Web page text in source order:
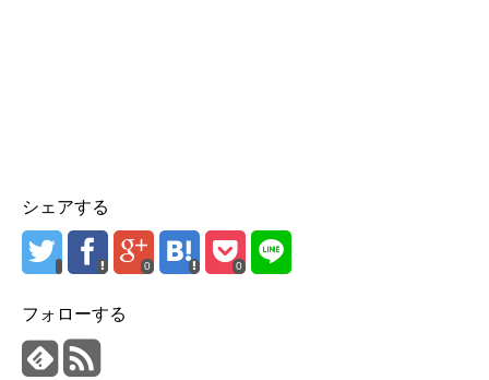
シェアする
0 0
フォローする